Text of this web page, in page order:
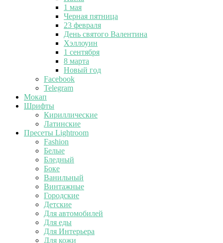
1 мая
Черная пятница
23 февраля
День святого Валентина
Хэллоуин
1 сентября
8 марта
Новый год
Facebook
Telegram
Мокап
Шрифты
Кириллические
Латинские
Пресеты Lightroom
Fashion
Белые
Бледный
Боке
Ванильный
Винтажные
Городские
Детские
Для автомобилей
Для еды
Для Интерьера
Для кожи